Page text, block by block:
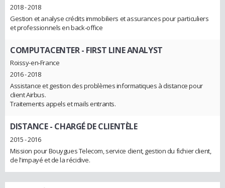
2018 - 2018
Gestion et analyse crédits immobiliers et assurances pour particuliers
et professionnels en back-office
COMPUTACENTER- FIRST LINE ANALYST
Roissy-en-France
2016 - 2018
Assistance et gestion des problèmes informatiques à distance pour
client Airbus.
Traitements appels et mails entrants.
DISTANCE- CHARGÉ DE CLIENTÈLE
2015 - 2016
Mission pour Bouygues Telecom, service client, gestion du fichier client,
de l'impayé et de la récidive.